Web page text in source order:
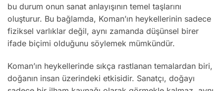
bu durum onun sanat anlayışının temel taşlarını
oluşturur. Bu bağlamda, Koman’ın heykellerinin sadece
fiziksel varlıklar değil, aynı zamanda düşünsel birer
ifade biçimi olduğunu söylemek mümkündür.
Koman’ın heykellerinde sıkça rastlanan temalardan biri,
doğanın insan üzerindeki etkisidir. Sanatçı, doğayı